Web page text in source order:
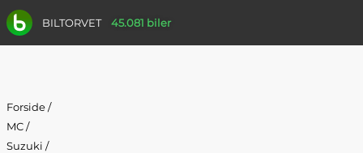
BILTORVET 45.081 biler
Forside/
MC/
Suzuki /